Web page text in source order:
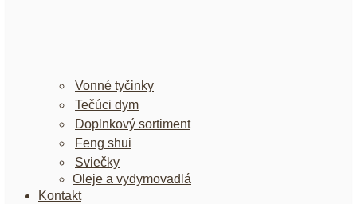
Vonné tyčinky
Tečúci dym
Doplnkový sortiment
Feng shui
Sviečky
Oleje a vydymovadlá
Kontakt